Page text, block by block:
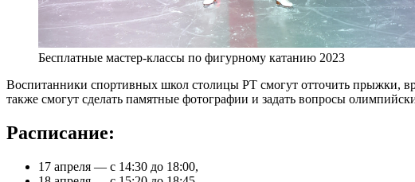
Бесплатные мастер-классы по фигурному катанию 2023
Воспитанники спортивных школ столицы РТ смогут отточить прыжки,
также смогут сделать памятные фотографии и задать вопросы
Расписание:
17 апреля — с 14:30 до 18:00,